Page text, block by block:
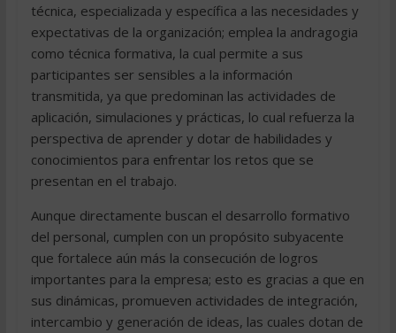
técnica, especializada y específica a las necesidades y
expectativas de la organización; emplea la andragogia
como técnica formativa, la cual permite a sus
participantes ser sensibles a la información
transmitida, ya que predominan las actividades de
aplicación, simulaciones y prácticas, lo cual refuerza la
perspectiva de aprender y dotar de habilidades y
conocimientos para enfrentar los retos que se
presentan en el trabajo.
Aunque directamente buscan el desarrollo formativo
del personal, cumplen con un propósito subyacente
que fortalece aún más la consecución de logros
importantes para la empresa; esto es gracias a que en
sus dinámicas, promueven actividades de integración,
intercambio y generación de ideas, las cuales dotan de